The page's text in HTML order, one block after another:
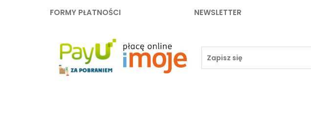
FORMY PŁATNOŚCI NEWSLETTER